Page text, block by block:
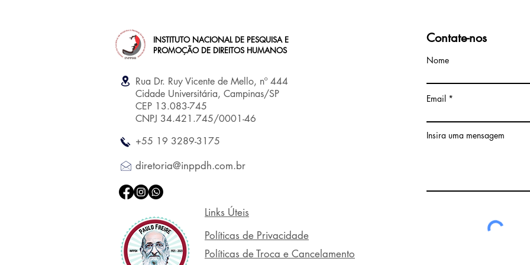
INSTITUTO NACIONAL DE PESQUISA E
PROMOÇÃO DE DIREITOS HUMANOS
Rua Dr. Ruy Vicente de Mello, nº 444
Cidade Universitária, Campinas/SP
CEP 13.083-745
CNPJ 34.421.745/0001-46
+55 19 3289-3175
diretoria@inppdh.com.br
Links Úteis
Políticas de Privacidade
Políticas de Troca e Cancelamento
Contate-nos
Nome
Email
Insira uma mensagem